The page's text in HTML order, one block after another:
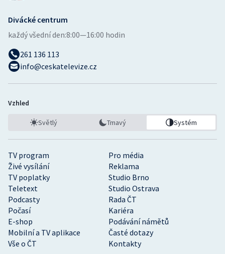
TV program
Pro média
Živé vysílání
Reklama
TV poplatky
Studio Brno
Teletext
Studio Ostrava
Podcasty
Rada ČT
Počasí
Kariéra
E-shop
Podávání námětů
Mobilní a TV aplikace
Časté dotazy
Vše o ČT
Kontakty
Divácké centrum
každý všední den:8:00—16:00 hodin
261 136 113
info@ceskatelevize.cz
Vzhled
Světlý Tmavý Systém